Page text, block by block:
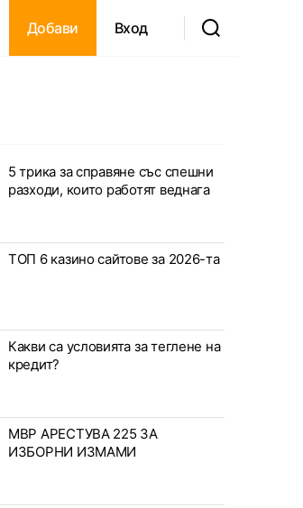
Добави Вход
5 трика за справяне със спешни
разходи, които работят веднага
ТОП 6 казино сайтове за 2026-та
Какви са условията за теглене на
кредит?
МВР АРЕСТУВА 225 ЗА
ИЗБОРНИ ИЗМАМИ